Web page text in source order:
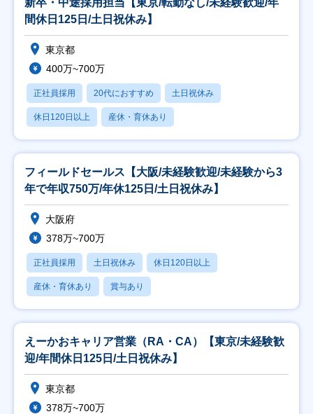
新卒・中途採用担当【東京/転勤なし/未経験歓迎/年
間休日125日/土日祝休み】
東京都
400万~700万
正社員採用 20代におすすめ 土日祝休み
休日120日以上 産休・育休あり
フィールドセールス【大阪/未経験歓迎/未経験から3
年で年収750万/年休125日/土日祝休み】
大阪府
378万~700万
正社員採用 土日祝休み 休日120日以上
産休・育休あり 賞与あり
えーかおキャリア営業（RA・CA）【東京/未経験歓
迎/年間休日125日/土日祝休み】
東京都
378万~700万